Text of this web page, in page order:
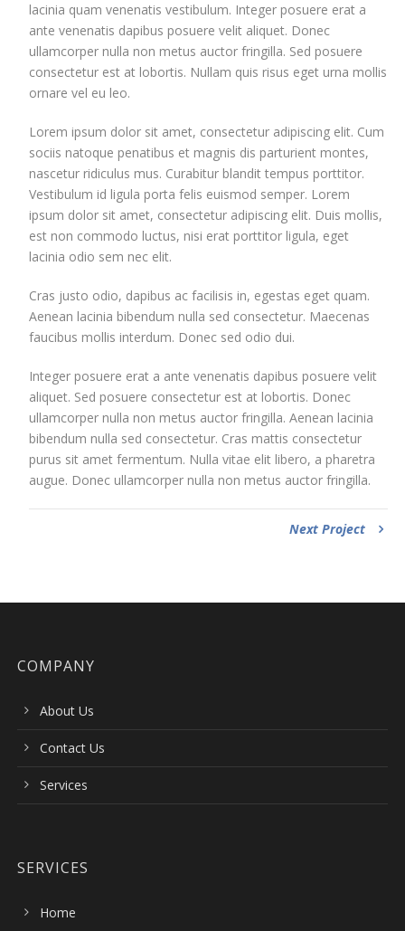
lacinia quam venenatis vestibulum. Integer posuere erat a
ante venenatis dapibus posuere velit aliquet. Donec
ullamcorper nulla non metus auctor fringilla. Sed posuere
consectetur est at lobortis. Nullam quis risus eget urna mollis
ornare vel eu leo.
Lorem ipsum dolor sit amet, consectetur adipiscing elit. Cum
sociis natoque penatibus et magnis dis parturient montes,
nascetur ridiculus mus. Curabitur blandit tempus porttitor.
Vestibulum id ligula porta felis euismod semper. Lorem
ipsum dolor sit amet, consectetur adipiscing elit. Duis mollis,
est non commodo luctus, nisi erat porttitor ligula, eget
lacinia odio sem nec elit.
Cras justo odio, dapibus ac facilisis in, egestas eget quam.
Aenean lacinia bibendum nulla sed consectetur. Maecenas
faucibus mollis interdum. Donec sed odio dui.
Integer posuere erat a ante venenatis dapibus posuere velit
aliquet. Sed posuere consectetur est at lobortis. Donec
ullamcorper nulla non metus auctor fringilla. Aenean lacinia
bibendum nulla sed consectetur. Cras mattis consectetur
purus sit amet fermentum. Nulla vitae elit libero, a pharetra
augue. Donec ullamcorper nulla non metus auctor fringilla.
Next Project
COMPANY
About Us
Contact Us
Services
SERVICES
Home